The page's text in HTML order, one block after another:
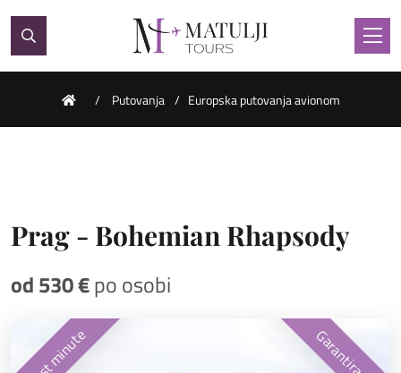
Putovanja Europska putovanja avionom
Prag - Bohemian Rhapsody
od 530 €po osobi
First minute Garantirano